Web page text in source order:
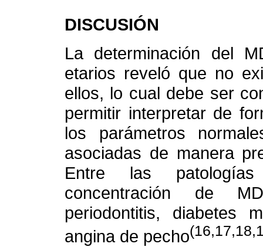
DISCUSIÓN
La determinación del
etarios reveló que no
ellos, lo cual debe ser
permitir interpretar de
los parámetros
asociadas de manera
Entre las
concentración de
periodontitis, diabetes
angina de pecho